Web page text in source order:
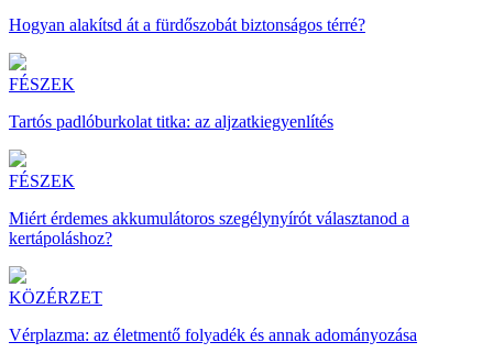
Hogyan alakítsd át a fürdőszobát biztonságos térré?
FÉSZEK
Tartós padlóburkolat titka: az aljzatkiegyenlítés
FÉSZEK
Miért érdemes akkumulátoros szegélynyírót választanod a
kertápoláshoz?
KÖZÉRZET
Vérplazma: az életmentő folyadék és annak adományozása